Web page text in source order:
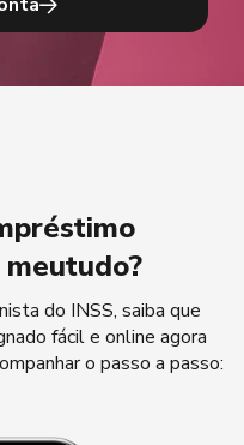
meutudo?
do INSS, saiba que
fácil e online agora
o passo a passo: